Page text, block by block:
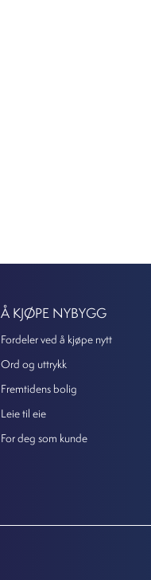
Å KJØPE NYBYGG
Fordeler ved å kjøpe nytt
Ord og uttrykk
Fremtidens bolig
Leie til eie
For deg som kunde